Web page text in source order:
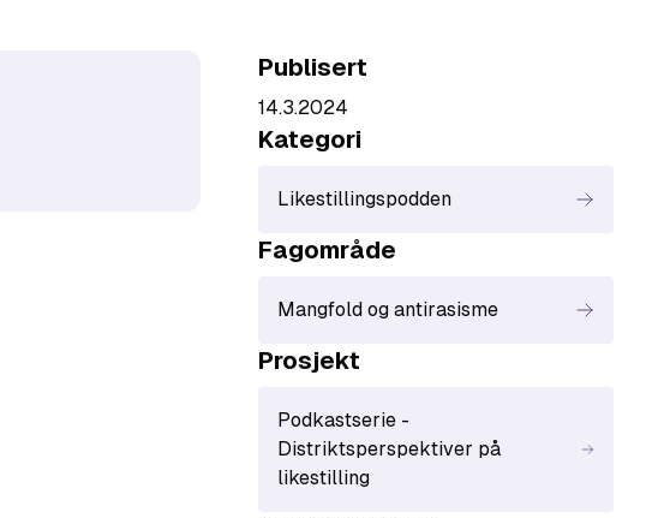
Publisert
14.3.2024
Kategori
Likestillingspodden
Fagområde
Mangfold og antirasisme
Prosjekt
Podkastserie -
Distriktsperspektiver på
likestilling